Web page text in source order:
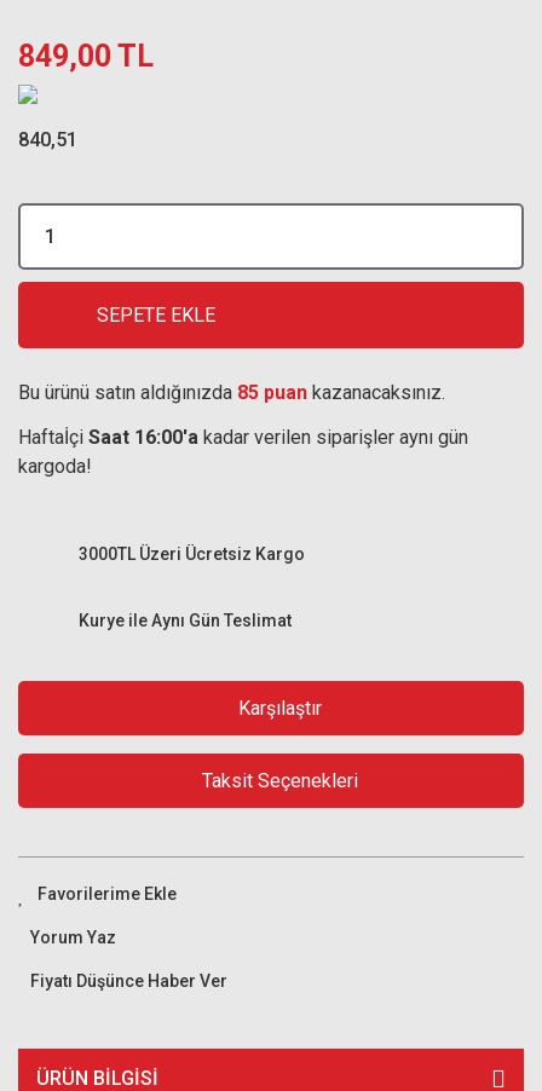
849,00 TL
840,51
SEPETE EKLE
Bu ürünü satın aldığınızda 85 puan kazanacaksınız.
Haftaİçi Saat 16:00'a kadar verilen siparişler aynı gün
kargoda!
Kurye ile Aynı Gün Teslimat
3000TL Üzeri Ücretsiz Kargo
Karşılaştır
Taksit Seçenekleri
Yorum Yaz
Fiyatı Düşünce Haber Ver
ÜRÜN BILGISI